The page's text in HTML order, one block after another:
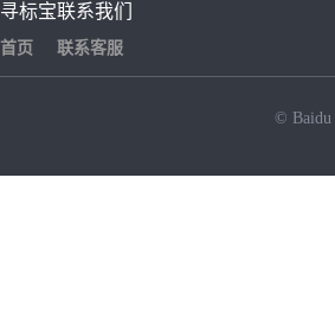
寻标宝
首页
联系我们
联系客服
© Baidu